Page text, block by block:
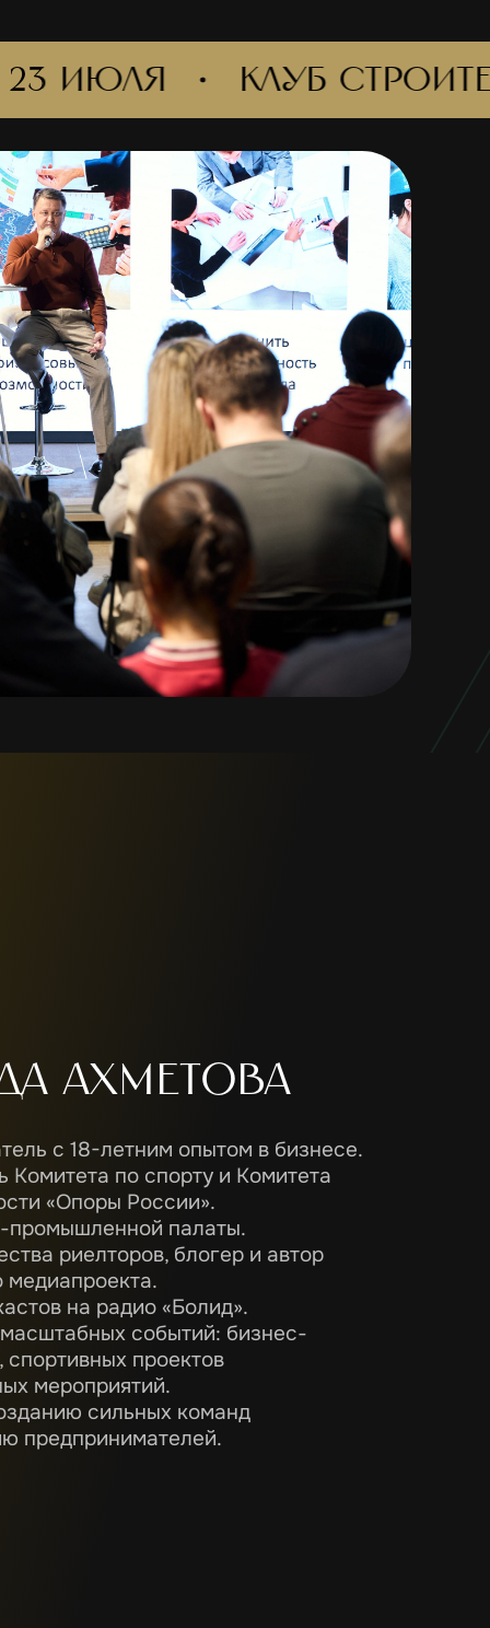
КЛУБ СТРОИТЕЛЕЙ
Ахметова
с 18-летним опытом в бизнесе.
Комитета по спорту и Комитета
«Опоры России».
промышленной палаты.
риелторов, блогер и автор
медиапроекта.
на радио «Болид».
событий: бизнес-
проектов
мероприятий.
сильных команд
предпринимателей.